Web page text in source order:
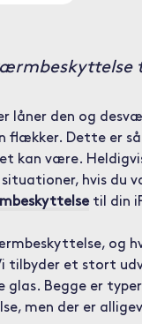
låner den og
flækker. Dette er
kan være.
situationer, hvis du
til din
og
tilbyder et stort
glas. Begge er
men der er